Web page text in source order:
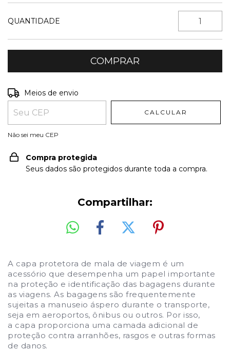
QUANTIDADE
Entregas para o CEP:
Meios de envio
CALCULAR
Não sei meu CEP
Compra protegida
Seus dados são protegidos durante toda a compra.
Compartilhar:
A capa protetora de mala de viagem é um
acessório que desempenha um papel importante
na proteção e identificação das bagagens durante
as viagens. As bagagens são frequentemente
sujeitas a manuseio áspero durante o transporte,
seja em aeroportos, ônibus ou outros. Por isso,
a capa proporciona uma camada adicional de
proteção contra arranhões, rasgos e outras formas
de danos.